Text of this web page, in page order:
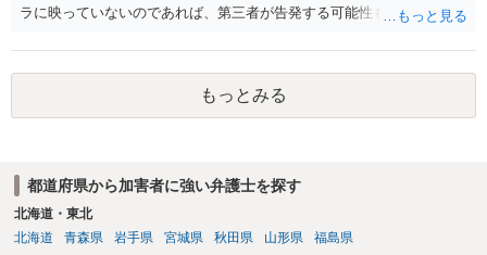
ラに映っていないのであれば、第三者が告発する可能性も低いこと、
座る女性を盗撮(全体像写真1枚と5秒程度の動画)してしまいました。下
着や胸など強調したものではありません。」とありますが、少なくと
も捜査段階では性的姿態等撮影罪の被疑事実で逮捕勾留されるケース
が私の弁護経験では多くなった印象です（最終的には不起訴ないし各
もっとみる
都道府県から加害者に強い弁護士を探す
北海道・東北
北海道
青森県 岩手県 宮城県 秋田県 山形県 福島県